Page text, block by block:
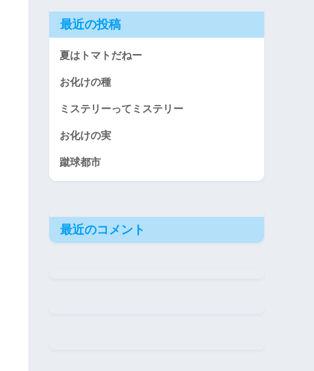
最近の投稿
夏はトマトだねー
お化けの種
ミステリーってミステリー
お化けの実
蹴球都市
最近のコメント